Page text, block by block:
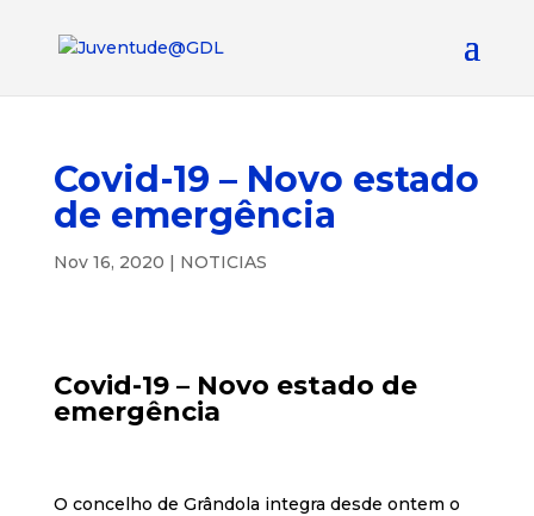
Covid-19 – Novo estado
de emergência
Nov 16, 2020 | NOTICIAS
Covid-19 – Novo estado de
emergência
O concelho de Grândola integra desde ontem o